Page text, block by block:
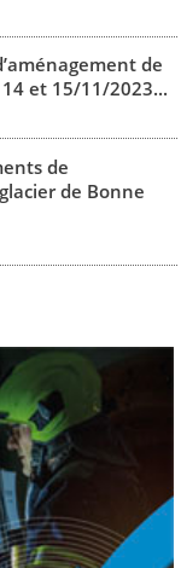
de
et 15/11/2023...
de
de Bonne